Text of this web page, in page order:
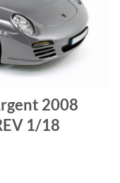
2008
1/18